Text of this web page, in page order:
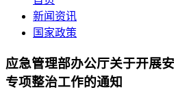
新闻资讯
国家政策
应急管理部办公厅关于开展
专项整治工作的通知